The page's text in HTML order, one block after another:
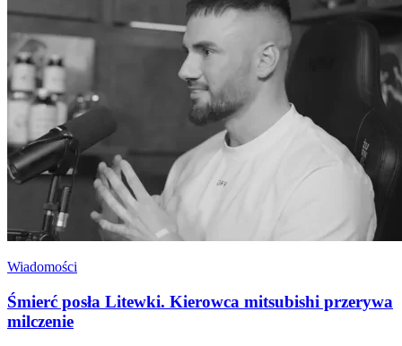
Wiadomości
Śmierć posła Litewki. Kierowca mitsubishi przerywa
milczenie